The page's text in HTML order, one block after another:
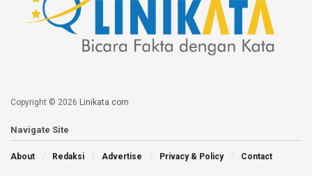
Copyright © 2026 Linikata.com
Navigate Site
About Redaksi Advertise Privacy & Policy Contact